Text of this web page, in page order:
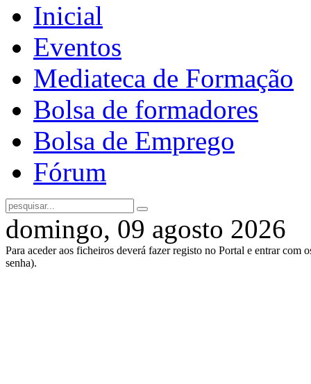
Inicial
Eventos
Mediateca de Formação
Bolsa de formadores
Bolsa de Emprego
Fórum
domingo, 09 agosto 2026
Para aceder aos ficheiros deverá fazer registo no Portal e entrar com
senha).